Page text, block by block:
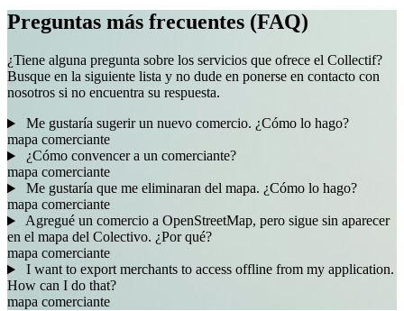
Preguntas más frecuentes (FAQ)
¿Tiene alguna pregunta sobre los servicios que ofrece el Collectif?
Busque en la siguiente lista y no dude en ponerse en contacto con
nosotros si no encuentra su respuesta.
Me gustaría sugerir un nuevo comercio. ¿Cómo lo hago?
mapa comerciante
¿Cómo convencer a un comerciante?
mapa comerciante
Me gustaría que me eliminaran del mapa. ¿Cómo lo hago?
mapa comerciante
Agregué un comercio a OpenStreetMap, pero sigue sin aparecer
en el mapa del Colectivo. ¿Por qué?
mapa comerciante
I want to export merchants to access offline from my application.
How can I do that?
mapa comerciante